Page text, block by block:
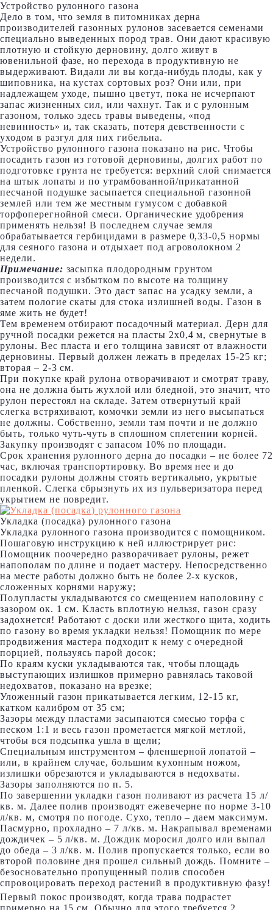
Устройство рулонного газона
Дело в том, что земля в питомниках дерна
производителей газонных рулонов засевается семенами
специально выведенных пород трав. Они дают красивую
плотную и стойкую дерновину, долго живут в
ювенильной фазе, но перехода в продуктивную не
выдерживают. Видали ли вы когда-нибудь плоды, как у
шиповника, на кустах сортовых роз? Они или, при
надлежащем уходе, пышно цветут, пока не исчерпают
запас жизненных сил, или чахнут. Так и с рулонным
газоном, только здесь травы выведены, «под
невинность» и, так сказать, потеря девственности с
уходом в разгул для них гибельна.
Устройство рулонного газона показано на рис. Чтобы
посадить газон из готовой дерновины, долгих работ по
подготовке грунта не требуется: верхний слой снимается
на штык лопаты и по утрамбованной/прикатанной
песчаной подушке засыпается специальной газонной
землей или тем же местным гумусом с добавкой
торфоперегнойной смеси. Органические удобрения
применять нельзя! В последнем случае земля
обрабатывается гербицидами в размере 0,33-0,5 нормы
для сеяного газона и отдыхает под агроволокном 2
недели.
Примечание: засыпка плодородным грунтом
производится с избытком по высоте на толщину
песчаной подушки. Это даст запас на усадку земли, а
затем пологие скаты для стока излишней воды. Газон в
яме жить не будет!
Тем временем отбирают посадочный материал. Дерн для
ручной посадки режется на пласты 2х0,4 м, свернутые в
рулоны. Вес пласта и его толщина зависят от влажности
дерновины. Первый должен лежать в пределах 15-25 кг;
вторая – 2-3 см.
При покупке край рулона отворачивают и смотрят траву,
она не должна быть жухлой или бледной, это значит, что
рулон перестоял на складе. Затем отвернутый край
слегка встряхивают, комочки земли из него высыпаться
не должны. Собственно, земли там почти и не должно
быть, только чуть-чуть в сплошном сплетении корней.
Закупку производят с запасом 10% по площади.
Срок хранения рулонного дерна до посадки – не более 72
час, включая транспортировку. Во время нее и до
посадки рулоны должны стоять вертикально, укрытые
пленкой. Слегка сбрызнуть их из пульверизатора перед
укрытием не повредит.
Укладка (посадка) рулонного газона
Укладка рулонного газона производится с помощником.
Пошаговую инструкцию к ней иллюстрирует рис:
Помощник поочередно разворачивает рулоны, режет
напополам по длине и подает мастеру. Непосредственно
на месте работы должно быть не более 2-х кусков,
сложенных корнями наружу;
Полупласты укладываются со смещением наполовину с
зазором ок. 1 см. Класть вплотную нельзя, газон сразу
задохнется! Работают с доски или жесткого щита, ходить
по газону во время укладки нельзя! Помощник по мере
продвижения мастера подходит к нему с очередной
порцией, пользуясь парой досок;
По краям куски укладываются так, чтобы площадь
выступающих излишков примерно равнялась таковой
недохватов, показано на врезке;
Уложенный газон прикатывается легким, 12-15 кг,
катком калибром от 35 см;
Зазоры между пластами засыпаются смесью торфа с
песком 1:1 и весь газон прометается мягкой метлой,
чтобы вся подсыпка ушла в щели;
Специальным инструментом – фленшерной лопатой –
или, в крайнем случае, большим кухонным ножом,
излишки обрезаются и укладываются в недохваты.
Зазоры заполняются по п. 5.
По завершении укладки газон поливают из расчета 15 л/
кв. м. Далее полив производят ежевечерне по норме 3-10
л/кв. м, смотря по погоде. Сухо, тепло – даем максимум.
Пасмурно, прохладно – 7 л/кв. м. Накрапывал временами
дождичек – 5 л/кв. м. Дождик моросил долго или выпал
до обеда – 3 л/кв. м. Полив пропускается только, если во
второй половине дня прошел сильный дождь. Помните –
безосновательно пропущенный полив способен
спровоцировать переход растений в продуктивную фазу!
Первый покос производят, когда трава подрастет
примерно на 15 см. Обычно для этого требуется 2